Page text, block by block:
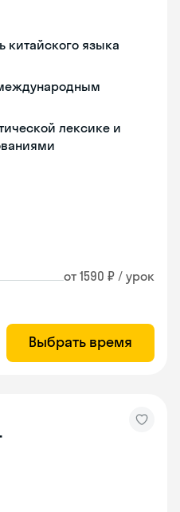
китайского языка
международным
лексике и
от 1590 ₽ / урок
Выбрать время